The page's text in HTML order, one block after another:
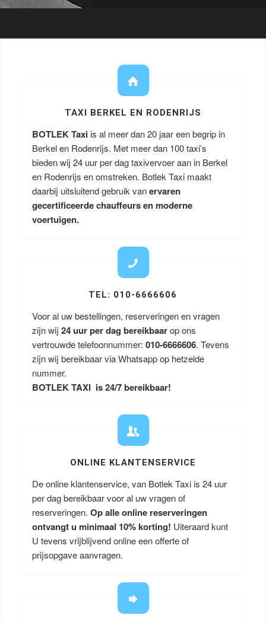
TAXI BERKEL EN RODENRIJS
BOTLEK Taxi is al meer dan 20 jaar een begrip in
Berkel en Rodenrijs. Met meer dan 100 taxi’s
bieden wij 24 uur per dag taxivervoer aan in Berkel
en Rodenrijs en omstreken. Botlek Taxi maakt
daarbij uitsluitend gebruik vanervaren
gecertificeerde chauffeurs en moderne
voertuigen.
TEL: 010-6666606
Voor al uw bestellingen, reserveringen en vragen
zijn wij 24 uur per dag bereikbaarop ons
vertrouwde telefoonnummer: 010-6666606. Tevens
zijn wij bereikbaar via Whatsapp op hetzelde
nummer.
BOTLEK TAXI is 24/7 bereikbaar!
ONLINE KLANTENSERVICE
De online klantenservice, van Botlek Taxi is 24 uur
per dag bereikbaar voor al uw vragen of
reserveringen. Op alle online reserveringen
ontvangt u minimaal 10% korting! Uiteraard kunt
U tevens vrijblijvend online een offerte of
prijsopgave aanvragen.